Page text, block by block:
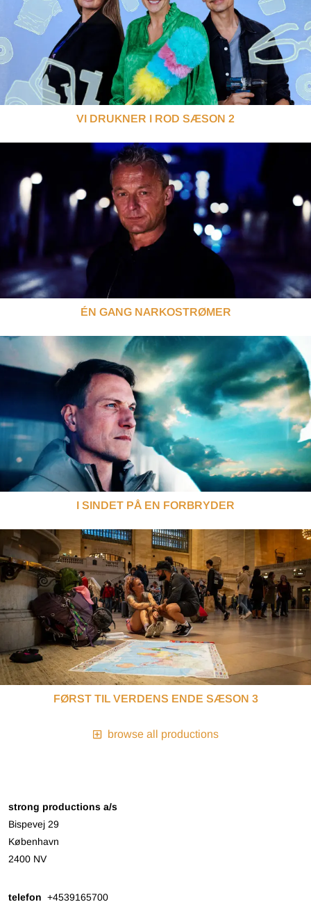
VI DRUKNER I ROD SÆSON 2
ÉN GANG NARKOSTRØMER
I SINDET PÅ EN FORBRYDER
FØRST TIL VERDENS ENDE SÆSON 3
browse all productions
strong productions a/s
Bispevej 29
København
2400 NV
telefon +4539165700